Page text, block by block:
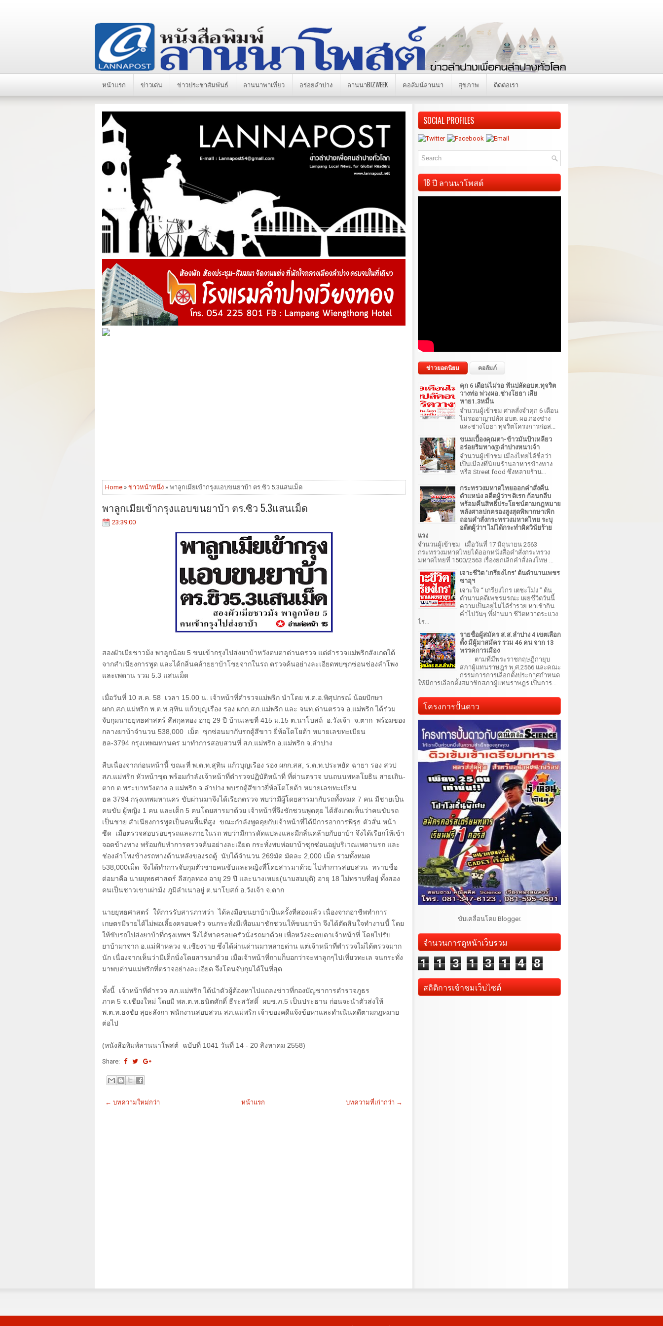
หน้าแรก ข่าวเด่น ข่าวประชาสัมพันธ์ ลานนาพาเที่ยว อร่อยลำปาง ลานนาBIZWEEK คอลัมน์ลานนา สุขภาพ ติดต่อเรา
Home » ข่าวหน้าหนึ่ง » พาลูกเมียเข้ากรุงแอบขนยาบ้า ตร.ซิว 5.3แสนเม็ด
พาลูกเมียเข้ากรุงแอบขนยาบ้า ตร.ซิว 5.3แสนเม็ด
23:39:00
สองผัวเมียชาวม้ง พาลูกน้อย 5 ขนเข้ากรุงไปส่งยาบ้าหวังตบตาด่านตรวจ แต่ตำรวจแม่พริกสังเกตได้
จากสำเนียงการพูด และได้กลิ่นคล้ายยาบ้าโชยจากในรถ ตรวจค้นอย่างละเอียดพบซุกซ่อนช่องลำโพง
และเพดาน รวม 5.3 แสนเม็ด
เมื่อวันที่ 10 ส.ค. 58 เวลา 15.00 น. เจ้าหน้าที่ตำรวจแม่พริก นำโดย พ.ต.อ.พิศุปกรณ์ น้อยปักษา
ผกก.สภ.แม่พริก พ.ต.ท.สุทิน แก้วบุญเรือง รอง ผกก.สภ.แม่พริก และ จนท.ด่านตรวจ อ.แม่พริก ได้ร่วม
จับกุมนายยุทธศาสตร์ สีสกุลทอง อายุ 29 ปี บ้านเลขที่ 415 ม.15 ต.นาโบสถ์ อ.วังเจ้า จ.ตาก พร้อมของ
กลางยาบ้าจำนวน 538,000 เม็ด ซุกซ่อนมากับรถตู้สีขาว ยี่ห้อโตโยต้า หมายเลขทะเบียน
ฮล-3794 กรุงเทพมหานคร มาทำการสอบสวนที่ สภ.แม่พริก อ.แม่พริก จ.ลำปาง
สืบเนื่องจากก่อนหน้านี้ ขณะที่ พ.ต.ท.สุทิน แก้วบุญเรือง รอง ผกก.สส, ร.ต.ท.ประหยัด ฉายา รอง สวป
สภ.แม่พริก หัวหน้าชุด พร้อมกำลังเจ้าหน้าที่ตำรวจปฏิบัติหน้าที่ ที่ด่านตรวจ บนถนนพหลโยธิน สายเถิน-
ตาก ต.พระบาทวังตวง อ.แม่พริก จ.ลำปาง พบรถตู้สีขาวยี่ห้อโตโยต้า หมายเลขทะเบียน
ฮล 3794 กรุงเทพมหานคร ขับผ่านมาจึงได้เรียกตรวจ พบว่ามีผู้โดยสารมากับรถทั้งหมด 7 คน มีชายเป็น
คนขับ ผู้หญิง 1 คน และเด็ก 5 คนโดยสารมาด้วย เจ้าหน้าที่จึงชักชวนพูดคุย ได้สังเกตเห็นว่าคนขับรถ
เป็นชาย สำเนียงการพูดเป็นคนพื้นที่สูง ขณะกำลังพูดคุยกับเจ้าหน้าที่ได้มีการอาการพิรุธ ตัวสั่น หน้า
ซีด เมื่อตรวจสอบรอบๆรถและภายในรถ พบว่ามีการดัดแปลงและมีกลิ่นคล้ายกับยาบ้า จึงได้เรียกให้เข้า
จอดข้างทาง พร้อมกับทำการตรวจค้นอย่างละเอียด กระทั่งพบห่อยาบ้าซุกซ่อนอยู่บริเวณเพดานรถ และ
ช่องลำโพงข้างรถทางด้านหลังของรถตู้ นับได้จำนวน 269มัด มัดละ 2,000 เม็ด รวมทั้งหมด
538,000เม็ด จึงได้ทำการจับกุมตัวชายคนขับและหญิงที่โดยสารมาด้วย ไปทำการสอบสวน ทราบชื่อ
ต่อมาคือ นายยุทธศาสตร์ ลีสกุลทอง อายุ 29 ปี และนางเหมย(นามสมมุติ) อายุ 18 ไม่ทราบที่อยู่ ทั้งสอง
คนเป็นชาวเขาเผ่าม้ง ภูมิลำเนาอยู่ ต.นาโบสถ์ อ.วังเจ้า จ.ตาก
นายยุทธศาสตร์ ให้การรับสารภาพว่า ได้ลงมือขนยาบ้าเป็นครั้งที่สองแล้ว เนื่องจากอาชีพทำการ
เกษตรมีรายได้ไม่พอเลี้ยงครอบครัว จนกระทั่งมีเพื่อนมาชักชวนให้ขนยาบ้า จึงได้ตัดสินใจทำงานนี้ โดย
ให้ขับรถไปส่งยาบ้าที่กรุงเทพฯ จึงได้พาครอบครัวนั่งรถมาด้วย เพื่อหวังจะตบตาเจ้าหน้าที่ โดยไปรับ
ยาบ้ามาจาก อ.แม่ฟ้าหลวง จ.เชียงราย ซึ่งได้ผ่านด่านมาหลายด่าน แต่เจ้าหน้าที่ตำรวจไม่ได้ตรวจมาก
นัก เนื่องจากเห็นว่ามีเด็กนั่งโดยสารมาด้วย เมื่อเจ้าหน้าที่ถามก็บอกว่าจะพาลูกๆไปเที่ยวทะเล จนกระทั่ง
มาพบด่านแม่พริกที่ตรวจอย่างละเอียด จึงโดนจับกุมได้ในที่สุด
ทั้งนี้ เจ้าหน้าที่ตำรวจ สภ.แม่พริก ได้นำตัวผู้ต้องหาไปแถลงข่าวที่กองบัญชาการตำรวจภูธร
ภาค 5 จ.เชียงใหม่ โดยมี พล.ต.ท.ธนิตศักดิ์ ธีระสวัสดิ์ ผบช.ภ.5 เป็นประธาน ก่อนจะนำตัวส่งให้
พ.ต.ท.ธงชัย สุยะลังกา พนักงานสอบสวน สภ.แม่พริก เจ้าของคดีแจ้งข้อหาและดำเนินคดีตามกฎหมาย
ต่อไป
(หนังสือพิมพ์ลานนาโพสต์ ฉบับที่ 1041 วันที่ 14 - 20 สิงหาคม 2558)
Share:
← บทความใหม่กว่า บทความที่เก่ากว่า →
หน้าแรก
SOCIAL PROFILES
18 ปี ลานนาโพสต์
ข่าวยอดนิยม คอลัมภ์
คุก 6 เดือนไม่รอ ฟันปลัดอบต.ทุจริต
วางท่อ พ่วงผอ.ช่างโยธา เสีย
หาย1.3หมื่น
จำนวนผู้เข้าชม ศาลสั่งจำคุก 6 เดือน
ไม่รออาญาปลัด อบต. ผอ.กองช่าง
และช่างโยธา ทุจริตโครงการก่อส...
ขนมเบื้องคุณตา-ข้าวมันป้าเหลียว
อร่อยริมทาง@ลำปางหนาเจ้า
จำนวนผู้เข้าชม เมืองไทยได้ชื่อว่า
เป็นเมืองที่นิยมร้านอาหารข้างทาง
หรือ Street food ซึ่งหลายร้าน...
กระทรวงมหาดไทยออกคำสั่งคืน
ตำแหน่ง อดีตผู้ว่าฯ ดิเรก ก้อนกลีบ
พร้อมคืนสิทธิ์ประโยชน์ตามกฎหมาย
หลังศาลปกครองสูงสุดพิพากษาเพิก
ถอนคำสั่งกระทรวงมหาดไทย ระบุ
อดีตผู้ว่าฯ ไม่ได้กระทำผิดวินัยร้าย
แรง
จำนวนผู้เข้าชม เมื่อวันที่ 17 มิถุนายน 2563
กระทรวงมหาดไทยได้ออกหนังสือคำสั่งกระทรวง
มหาดไทยที่ 1500/2563 เรื่องยกเลิกคำสั่งลงโทษ ...
เจาะชีวิต 'เกรียงไกร' ต้นตำนานเพชร
ซาอุฯ
เจาะใจ “ เกรียงไกร เตชะโม่ง ” ต้น
ตำนานคดีเพชรมรณะ เผยชีวิตวันนี้
ความเป็นอยู่ไม่ได้ร่ำรวย หาเช้ากิน
ค่ำไปวันๆ ที่ผ่านมา ชีวิตหวาดระแวง
ไร...
รายชื่อผู้สมัคร ส.ส.ลำปาง 4 เขตเลือก
ตั้ง มีผู้มาสมัคร รวม 46 คน จาก 13
พรรคการเมือง
ตามที่มีพระราชกฤษฎีกายุบ
สภาผู้แทนราษฎร พ.ศ.2566 และคณะ
กรรมการการเลือกตั้งประกาศกำหนด
ให้มีการเลือกตั้งสมาชิกสภาผู้แทนราษฎร เป็นการ...
โครงการปั้นดาว
ขับเคลื่อนโดย Blogger.
จำนวนการดูหน้าเว็บรวม
1 1 3 1 3 1 4 8
สถิติการเข้าชมเว็บไซต์